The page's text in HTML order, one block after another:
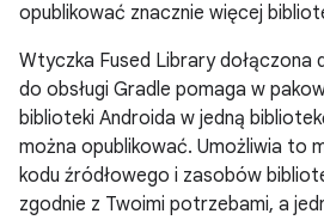
opublikować znacznie więcej
Wtyczka Fused Library dołączona
do obsługi Gradle pomaga w
biblioteki Androida w jedną
można opublikować. Umożliwia to
kodu źródłowego i zasobów
zgodnie z Twoimi potrzebami, a